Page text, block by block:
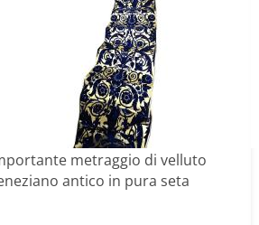
metraggio di velluto
antico in pura seta